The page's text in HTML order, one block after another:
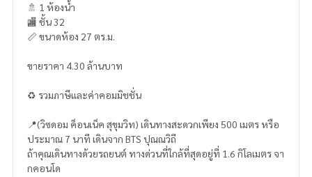
🚿 1 ห้องน้ำ
🏬 ชั้น 32
📏 ขนาดห้อง 27 ตร.ม.
ขายราคา 4.30 ล้านบาท
♻️ รวมภาษีและค่าคอมมิชชั่น
📍(วิซดอม ค็อนเน็ค สุขุมวิท) เดินทางสะดวกเพียง 500 เมตร หรือ
ประมาณ 7 นาที เดินจาก BTS ปุณณวิถี
ถ้าคุณเดินทางด้วยรถยนต์ ทางด่วนที่ใกล้ที่สุดอยู่ที่ 1.6 กิโลเมตร จา
กคอนโด